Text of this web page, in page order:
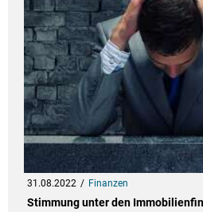
31.08.2022 Finanzen
Stimmung unter den